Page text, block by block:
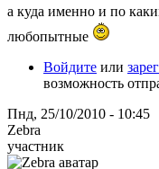
а куда именно и по
любопытные
Войдите или
возможность
Пнд, 25/10/2010 - 10:45
Zebra
участник